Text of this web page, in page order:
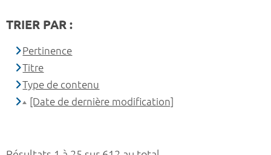
TRIER PAR :
Pertinence
Titre
Type de contenu
[Date de dernière modification]